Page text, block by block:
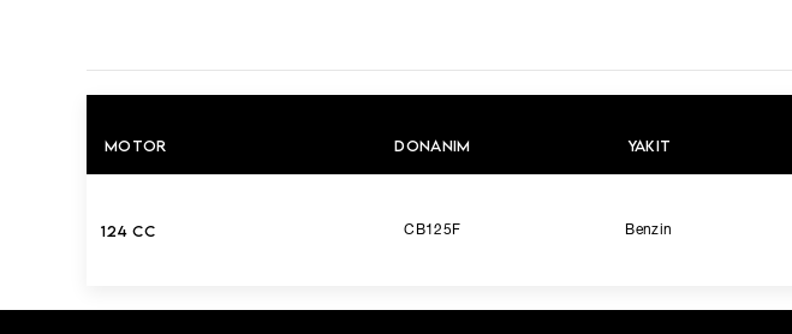
MOTOR DONANIM YAKIT
124 CC CB125F Benzin